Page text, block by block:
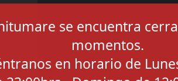
se encuentra
momentos.
en horario de